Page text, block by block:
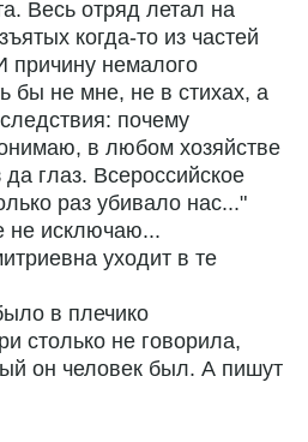
Весь отряд летал на
когда-то из частей
причину немалого
бы не мне, не в стихах, а
почему
в любом хозяйстве
глаз. Всероссийское
раз убивало нас..."
не исключаю...
уходит в те
в плечико
столько не говорила,
он человек был. А пишут